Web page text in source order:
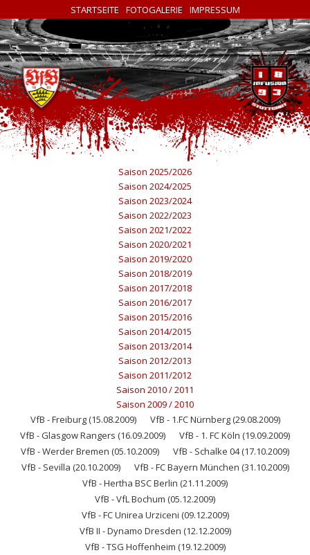
STARTSEITE FOTOGALERIE IMPRESSUM
Saison 2025/2026
Saison 2024/2025
Saison 2023/2024
Saison 2022/2023
Saison 2021/2022
Saison 2020/2021
Saison 2019/2020
Saison 2018/2019
Saison 2017/2018
Saison 2016/2017
Saison 2015/2016
Saison 2014/2015
Saison 2013/2014
Saison 2012/2013
Saison 2011/2012
Saison 2010 / 2011
Saison 2009 / 2010
VfB - Freiburg (15.08.2009)
VfB - 1.FC Nürnberg (29.08.2009)
VfB - Glasgow Rangers (16.09.2009)
VfB - 1. FC Köln (19.09.2009)
VfB - Werder Bremen (05.10.2009)
VfB - Schalke 04 (17.10.2009)
VfB - Sevilla (20.10.2009)
VfB - FC Bayern München (31.10.2009)
VfB - Hertha BSC Berlin (21.11.2009)
VfB - VfL Bochum (05.12.2009)
VfB - FC Unirea Urziceni (09.12.2009)
VfB II - Dynamo Dresden (12.12.2009)
VfB - TSG Hoffenheim (19.12.2009)